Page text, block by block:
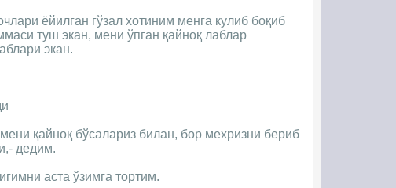
ёйилган гўзал хотиним менга кулиб боқиб
туш экан, мени ўпган қайноқ лаблар
экан.
қайноқ бўсалариз билан, бор мехризни бериб
дедим.
аста ўзимга тортим.